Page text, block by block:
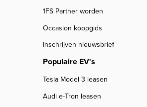
1FS Partner worden
Occasion koopgids
Inschrijven nieuwsbrief
Populaire EV's
Tesla Model 3 leasen
Audi e-Tron leasen